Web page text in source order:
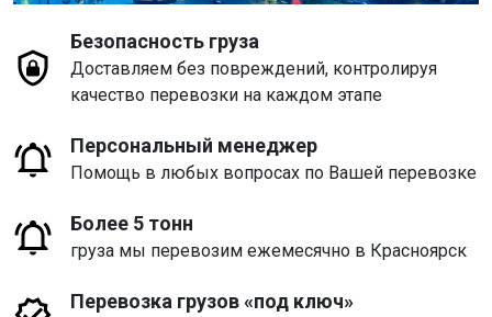
Безопасность груза
Доставляем без повреждений, контролируя
качество перевозки на каждом этапе
Персональный менеджер
Помощь в любых вопросах по Вашей перевозке
Более 5 тонн
груза мы перевозим ежемесячно в Красноярск
Перевозка грузов «под ключ»